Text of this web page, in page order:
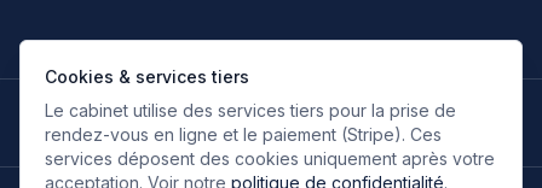
Cookies & services tiers
Le cabinet utilise des services tiers pour la prise de
rendez-vous en ligne et le paiement (Stripe). Ces
services déposent des cookies uniquement après votre
acceptation. Voir notre politique de confidentialité.
LANGUES DE TRAVAIL
🇫🇷
Français
FR🇬🇧
Anglais
EN🇮🇹
ItalienIT🇪🇸
Espagnol
ES 🇷🇺
RusseRU🇮🇷
Persan
FA